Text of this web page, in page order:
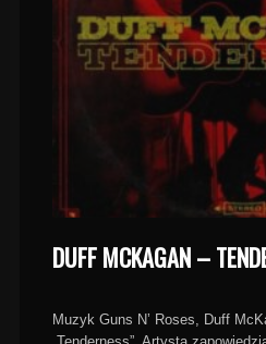
DUFF MCKAGAN –
Muzyk Guns N’ Roses, Duff